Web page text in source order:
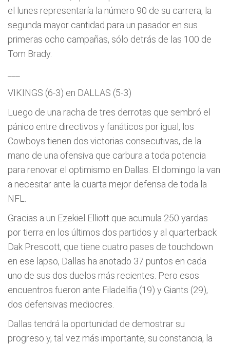
el lunes representaría la número 90 de su carrera, la
segunda mayor cantidad para un pasador en sus
primeras ocho campañas, sólo detrás de las 100 de
Tom Brady.
VIKINGS (6-3) en DALLAS (5-3)
Luego de una racha de tres derrotas que sembró el
pánico entre directivos y fanáticos por igual, los
Cowboys tienen dos victorias consecutivas, de la
mano de una ofensiva que carbura a toda potencia
para renovar el optimismo en Dallas. El domingo la van
a necesitar ante la cuarta mejor defensa de toda la
NFL.
Gracias a un Ezekiel Elliott que acumula 250 yardas
por tierra en los últimos dos partidos y al quarterback
Dak Prescott, que tiene cuatro pases de touchdown
en ese lapso, Dallas ha anotado 37 puntos en cada
uno de sus dos duelos más recientes. Pero esos
encuentros fueron ante Filadelfia (19) y Giants (29),
dos defensivas mediocres.
Dallas tendrá la oportunidad de demostrar su
progreso y, tal vez más importante, su constancia, la